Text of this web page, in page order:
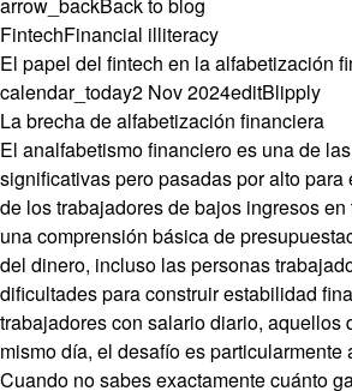
FintechFinancial illiteracy
El papel del fintech en la alfabetización
calendar_today2 Nov 2024editBlipply
La brecha de alfabetización financiera
El analfabetismo financiero es una de
significativas pero pasadas por alto
de los trabajadores de bajos ingresos
una comprensión básica de
del dinero, incluso las personas
dificultades para construir estabilidad
trabajadores con salario diario, aquellos
mismo día, el desafío es particularmente
Cuando no sabes exactamente cuánto